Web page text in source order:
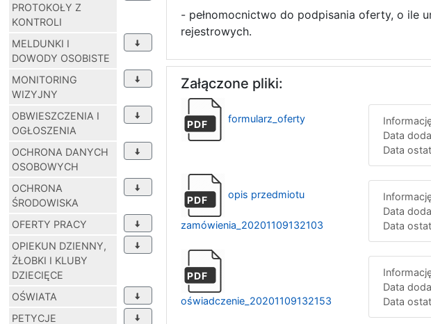
PROTOKOŁY Z
KONTROLI
MELDUNKI I
DOWODY OSOBISTE
MONITORING
WIZYJNY
OBWIESZCZENIA I
OGŁOSZENIA
OCHRONA DANYCH
OSOBOWYCH
OCHRONA
ŚRODOWISKA
OFERTY PRACY
OPIEKUN DZIENNY,
ŻŁOBKI I KLUBY
DZIECIĘCE
OŚWIATA
PETYCJE
- pełnomocnictwo do podpisania oferty, o ile
rejestrowych.
Załączone pliki:
PDF
formularz_oferty
Data
Data
PDF
opis przedmiotu
zamówienia_20201109132103
Data
Data
PDF
oświadczenie_20201109132153
Data
Data